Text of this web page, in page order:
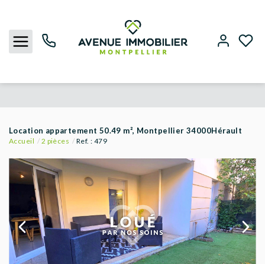
ACHETER
LOUER
BIENS VENDUS
ESTIMER
Location appartement 50.49 m², Montpellier 34000Hérault
Accueil 2 pièces Ref. : 479